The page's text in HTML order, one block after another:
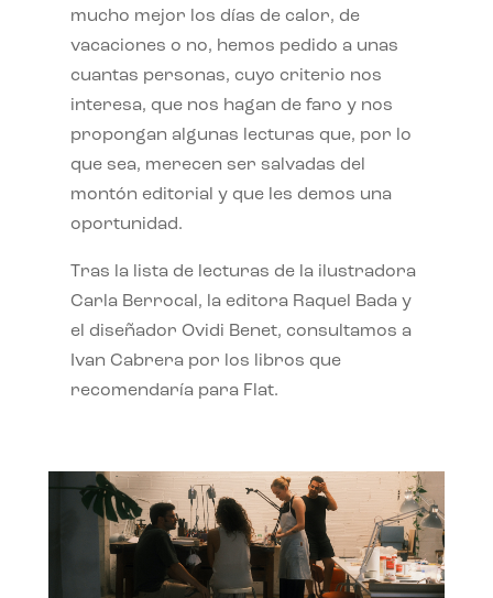
mucho mejor los días de calor, de
vacaciones o no, hemos pedido a unas
cuantas personas, cuyo criterio nos
interesa, que nos hagan de faro y nos
propongan algunas lecturas que, por lo
que sea, merecen ser salvadas del
montón editorial y que les demos una
oportunidad.
Tras la lista de lecturas de la ilustradora
Carla Berrocal, la editora Raquel Bada y
el diseñador Ovidi Benet, consultamos a
Ivan Cabrera por los libros que
recomendaría para Flat.